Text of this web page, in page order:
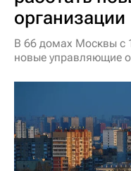
организации
В 66 домах Москвы с
новые управляющие